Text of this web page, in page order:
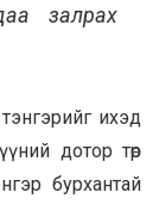
залрах
ихэд
дотор төр
бурхантай